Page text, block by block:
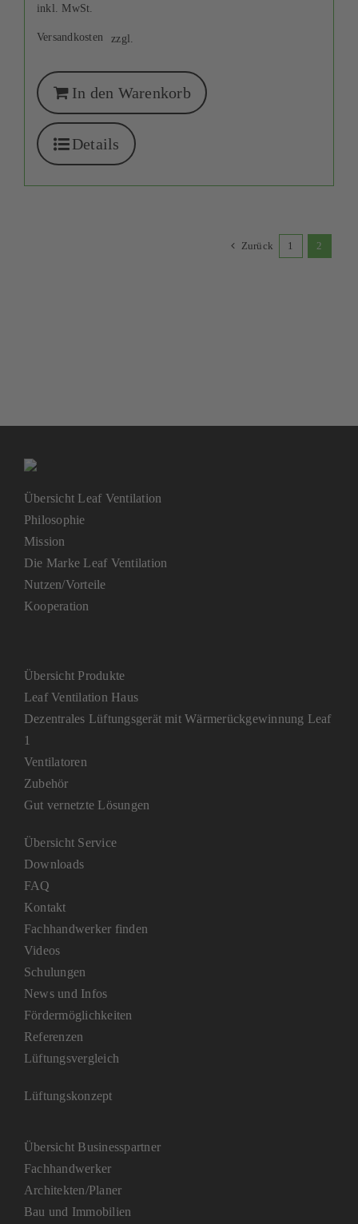
inkl. MwSt.
zzgl.
Versandkosten
In den Warenkorb
Details
Zurück 1 2
Übersicht Leaf Ventilation
Philosophie
Mission
Die Marke Leaf Ventilation
Nutzen/Vorteile
Kooperation
Übersicht Produkte
Leaf Ventilation Haus
Dezentrales Lüftungsgerät mit Wärmerückgewinnung Leaf
1
Ventilatoren
Zubehör
Gut vernetzte Lösungen
Übersicht Service
Downloads
FAQ
Kontakt
Fachhandwerker finden
Videos
Schulungen
News und Infos
Fördermöglichkeiten
Referenzen
Lüftungsvergleich
Lüftungskonzept
Übersicht Businesspartner
Fachhandwerker
Architekten/Planer
Bau und Immobilien